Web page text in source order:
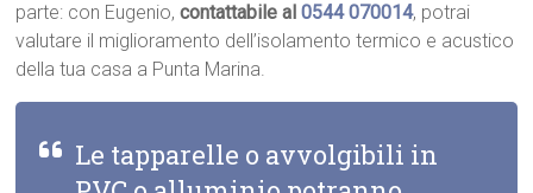
parte: con Eugenio,contattabile al0544 070014, potrai
valutare il miglioramento dell’isolamento termico e acustico
della tua casa a Punta Marina.
Le tapparelle o avvolgibili in